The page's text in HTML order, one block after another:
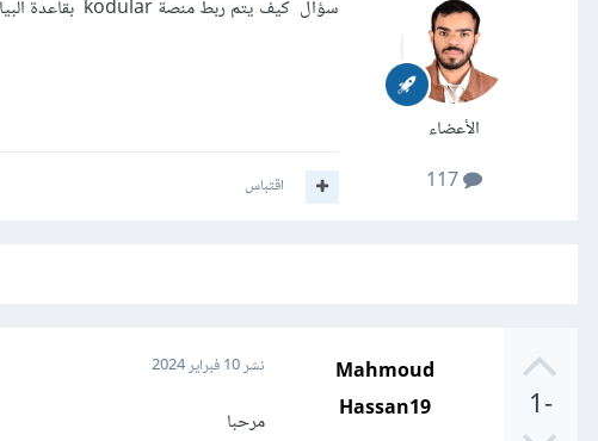
الأعضاء
117
سؤال كيف يتم ربط منصة kodular بقاعدة البيانات MySQL؟
اقتباس
-1
Mahmoud
Hassan19
نشر10 فبراير 2024
مرحبا